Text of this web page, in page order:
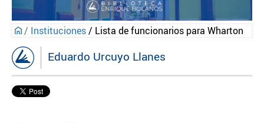
/ Instituciones/ Lista de funcionarios para Wharton
Eduardo Urcuyo Llanes